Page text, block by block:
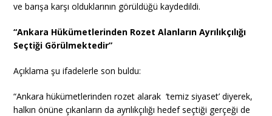
ve barışa karşı olduklarının görüldüğü kaydedildi.
“Ankara Hükümetlerinden Rozet Alanların Ayrılıkçılığı
Seçtiği Görülmektedir”
Açıklama şu ifadelerle son buldu:
“Ankara hükümetlerinden rozet alarak ‘temiz siyaset’ diyerek,
halkın önüne çıkanların da ayrılıkçılığı hedef seçtiği gerçeği de